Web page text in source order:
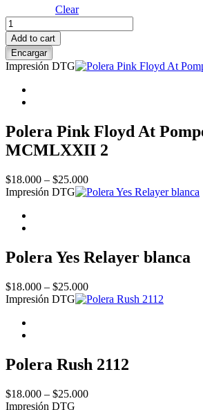
Clear
Polera
Pink
Floyd
The
Dark
III
quantity
Add to cart
Encargar
Impresión DTG
Polera Pink Floyd At
MCMLXXII 2
$18.000 – $25.000Price
range:
Impresión DTG
Polera Yes Relayer blanca
$18.000 – $25.000Price
range:
Impresión DTG
Polera Rush 2112
$18.000 – $25.000Price
Impresión DTG